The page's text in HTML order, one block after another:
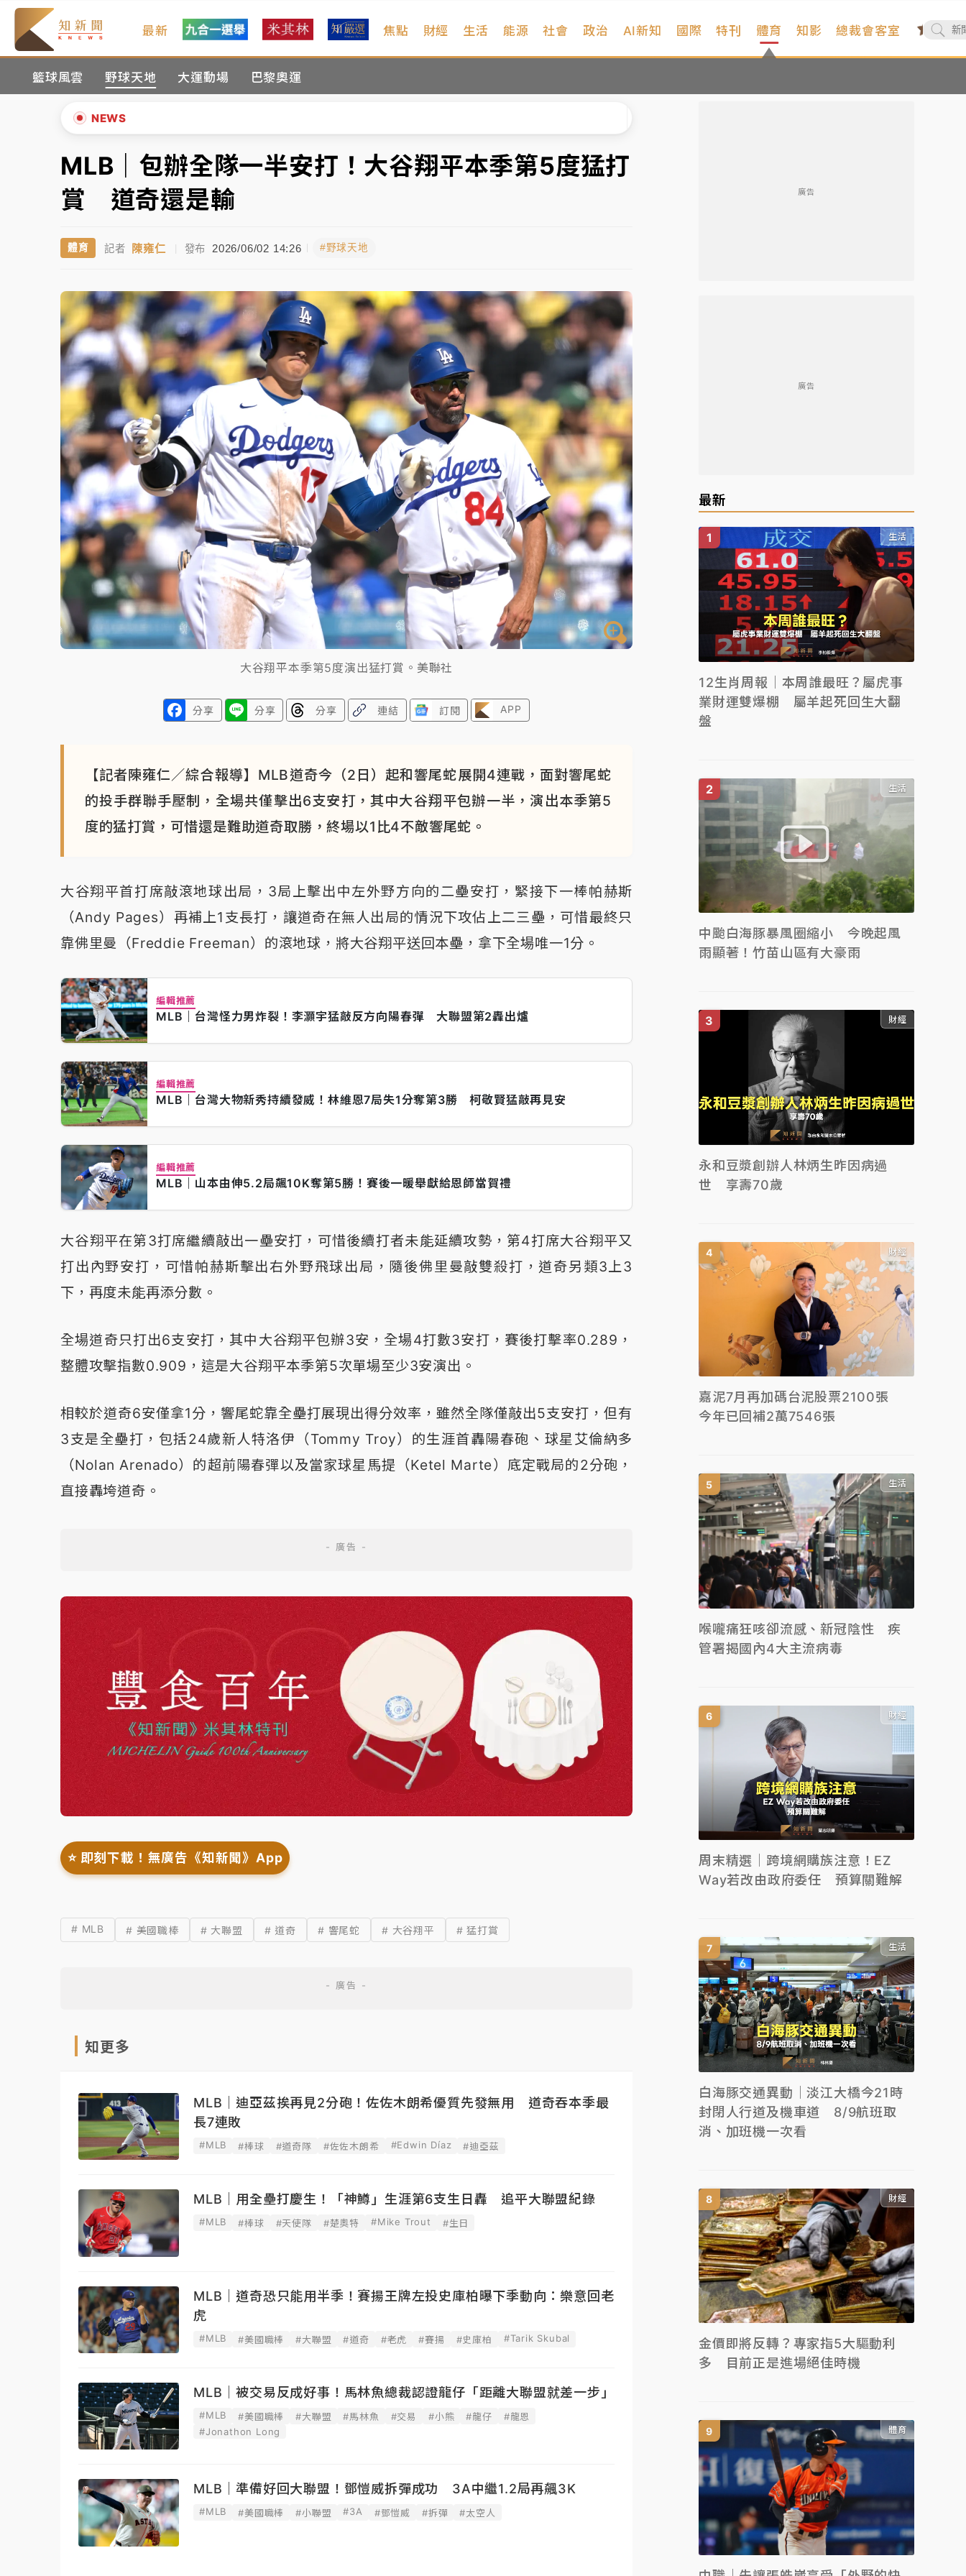
最新 焦點 財經 生活 能源 社會 政治 AI新知 國際 特刊 體育
籃球風雲 野球天地 大運動場 巴黎奧運
知影 總裁會客室
NEWS
中颱白海豚進逼！台北喜來登圍籬傾倒砸傷人 民權西路鷹架倒塌壓2車
有片｜ 白海豚暴風圈逼近！新北淡水赫見龍捲風 榕樹連根拔起
中颱白海豚風雨來了！中部以北防豪雨 今晚、明天影響最劇烈
白海豚逼近！北市水門只出不進 未移置車輛最高罰4800＋拖吊費
中颱白海豚進逼！台北喜來登圍籬傾倒砸傷人 民權西路鷹架倒塌壓2車
中颱白海豚風雨來了！中部以北防豪雨 今晚、明天影響最劇烈
白海豚逼近！北市水門只出不進 未移置車輛最高罰4800＋拖吊費
▲
▼
MLB｜包辦全隊一半安打！大谷翔平本季第5度猛打
賞 道奇還是輸
體育 記者 陳雍仁 | 發布 2026/06/02 14:26 #野球天地
大谷翔平本季第5度演出猛打賞。美聯社
分享 分享 分享 連結 訂閱 APP
【記者陳雍仁／綜合報導】MLB道奇今（2日）起和響尾蛇展開4連戰，面對響尾蛇
的投手群聯手壓制，全場共僅擊出6支安打，其中大谷翔平包辦一半，演出本季第5
度的猛打賞，可惜還是難助道奇取勝，終場以1比4不敵響尾蛇。
大谷翔平首打席敲滾地球出局，3局上擊出中左外野方向的二壘安打，緊接下一棒帕赫斯
（Andy Pages）再補上1支長打，讓道奇在無人出局的情況下攻佔上二三壘，可惜最終只
靠佛里曼（Freddie Freeman）的滾地球，將大谷翔平送回本壘，拿下全場唯一1分。
編輯推薦
MLB｜台灣怪力男炸裂！李灝宇猛敲反方向陽春彈 大聯盟第2轟出爐
編輯推薦
MLB｜台灣大物新秀持續發威！林維恩7局失1分奪第3勝 柯敬賢猛敲再見安
編輯推薦
MLB｜山本由伸5.2局飆10K奪第5勝！賽後一暖舉獻給恩師當賀禮
大谷翔平在第3打席繼續敲出一壘安打，可惜後續打者未能延續攻勢，第4打席大谷翔平又
打出內野安打，可惜帕赫斯擊出右外野飛球出局，隨後佛里曼敲雙殺打，道奇另類3上3
下，再度未能再添分數。
全場道奇只打出6支安打，其中大谷翔平包辦3安，全場4打數3安打，賽後打擊率0.289，
整體攻擊指數0.909，這是大谷翔平本季第5次單場至少3安演出。
相較於道奇6安僅拿1分，響尾蛇靠全壘打展現出得分效率，雖然全隊僅敲出5支安打，但有
3支是全壘打，包括24歲新人特洛伊（Tommy Troy）的生涯首轟陽春砲、球星艾倫納多
（Nolan Arenado）的超前陽春彈以及當家球星馬提（Ketel Marte）底定戰局的2分砲，
直接轟垮道奇。
⭐️ 即刻下載！無廣告《知新聞》App
# MLB # 美國職棒 # 大聯盟 # 道奇 # 響尾蛇 # 大谷翔平 # 猛打賞
知更多
MLB｜迪亞茲挨再見2分砲！佐佐木朗希優質先發無用 道奇吞本季最
長7連敗
#MLB #棒球 #道奇隊 #佐佐木朗希 #Edwin Díaz #迪亞茲
MLB｜用全壘打慶生！「神鱒」生涯第6支生日轟 追平大聯盟紀錄
#MLB #棒球 #天使隊 #楚奧特 #Mike Trout #生日
MLB｜道奇恐只能用半季！賽揚王牌左投史庫柏曝下季動向：樂意回老
虎
#MLB #美國職棒 #大聯盟 #道奇 #老虎 #賽揚 #史庫柏 #Tarik Skubal
MLB｜被交易反成好事！馬林魚總裁認證龍仔「距離大聯盟就差一步」
#MLB #美國職棒 #大聯盟 #馬林魚 #交易 #小熊 #龍仔
#龍恩
#Jonathon Long
MLB｜準備好回大聯盟！鄧愷威拆彈成功 3A中繼1.2局再飆3K
#MLB #美國職棒 #小聯盟 #3A #鄧愷威 #拆彈 #太空人
廣告
廣告
最新
生活
12生肖周報｜本周誰最旺？屬虎事
業財運雙爆棚 屬羊起死回生大翻
盤
生活
中颱白海豚暴風圈縮小 今晚起風
雨顯著！竹苗山區有大豪雨
財經
永和豆漿創辦人林炳生昨因病過
世 享壽70歲
財經
嘉泥7月再加碼台泥股票2100張
今年已回補2萬7546張
生活
喉嚨痛狂咳卻流感、新冠陰性 疾
管署揭國內4大主流病毒
財經
周末精選｜跨境網購族注意！EZ
Way若改由政府委任 預算關難解
生活
白海豚交通異動｜淡江大橋今21時
封閉人行道及機車道 8/9航班取
消、加班機一次看
財經
金價即將反轉？專家指5大驅動利
多 目前正是進場絕佳時機
體育